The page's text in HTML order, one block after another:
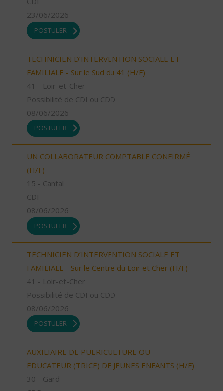
23/06/2026
POSTULER
TECHNICIEN D’INTERVENTION SOCIALE ET
FAMILIALE - Sur le Sud du 41 (H/F)
41 - Loir-et-Cher
Possibilité de CDI ou CDD
08/06/2026
POSTULER
UN COLLABORATEUR COMPTABLE CONFIRMÉ
(H/F)
15 - Cantal
CDI
08/06/2026
POSTULER
TECHNICIEN D’INTERVENTION SOCIALE ET
FAMILIALE - Sur le Centre du Loir et Cher (H/F)
41 - Loir-et-Cher
Possibilité de CDI ou CDD
08/06/2026
POSTULER
AUXILIAIRE DE PUERICULTURE OU
EDUCATEUR (TRICE) DE JEUNES ENFANTS (H/F)
30 - Gard